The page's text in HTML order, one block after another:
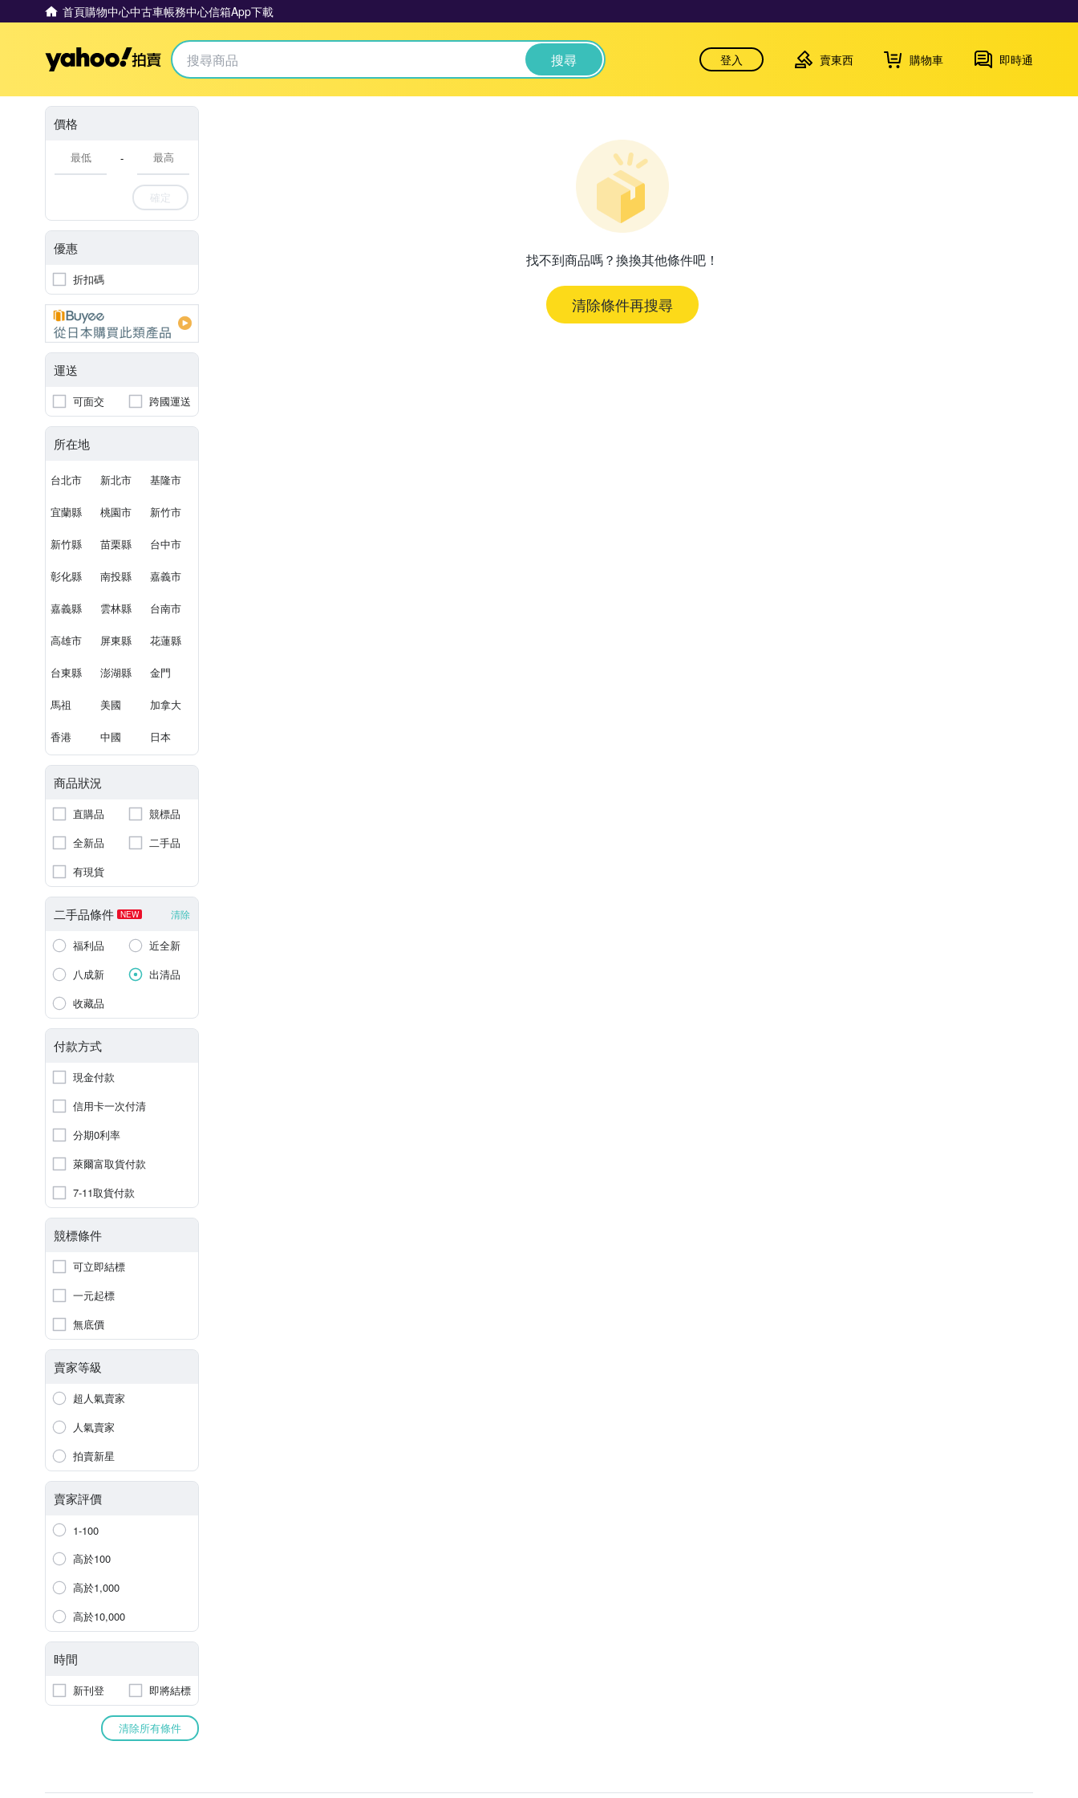
首頁購物中心中古車帳務中心信箱App下載
Yahoo拍賣 搜尋 登入 賣東西 購物車 即時通
價格
-
確定
優惠
折扣碼
運送
可面交 跨國運送
所在地
台北市 新北市 基隆市
宜蘭縣 桃園市 新竹市
新竹縣 苗栗縣 台中市
彰化縣 南投縣 嘉義市
嘉義縣 雲林縣 台南市
高雄市 屏東縣 花蓮縣
台東縣 澎湖縣 金門
馬祖 美國 加拿大
香港 中國 日本
商品狀況
直購品
競標品
全新品
二手品
有現貨
二手品條件 NEW 清除
福利品
近全新
八成新
出清品
收藏品
付款方式
現金付款
信用卡一次付清
分期0利率
萊爾富取貨付款
7-11取貨付款
競標條件
可立即結標
一元起標
無底價
賣家等級
超人氣賣家
人氣賣家
拍賣新星
賣家評價
1-100
高於100
高於1,000
高於10,000
時間
新刊登 即將結標
清除所有條件
找不到商品嗎？換換其他條件吧！
清除條件再搜尋